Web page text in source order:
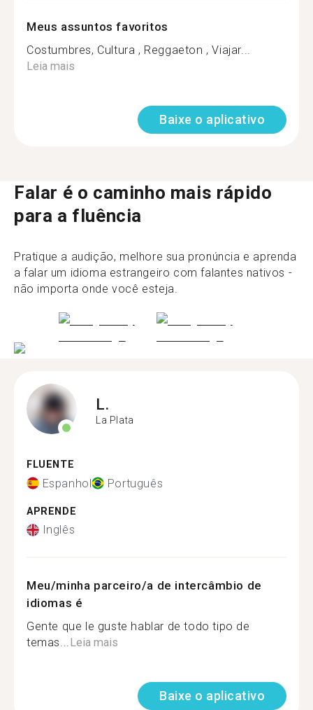
Meus assuntos favoritos
Costumbres, Cultura , Reggaeton , Viajar...
Leia mais
Baixe o aplicativo
Falar é o caminho mais rápido
para a fluência
Pratique a audição, melhore sua pronúncia e aprenda
a falar um idioma estrangeiro com falantes nativos -
não importa onde você esteja.
L.
La Plata
FLUENTE
Espanhol Português
APRENDE
Inglês
Meu/minha parceiro/a de intercâmbio de
idiomas é
Gente que le guste hablar de todo tipo de
temas...Leia mais
Baixe o aplicativo